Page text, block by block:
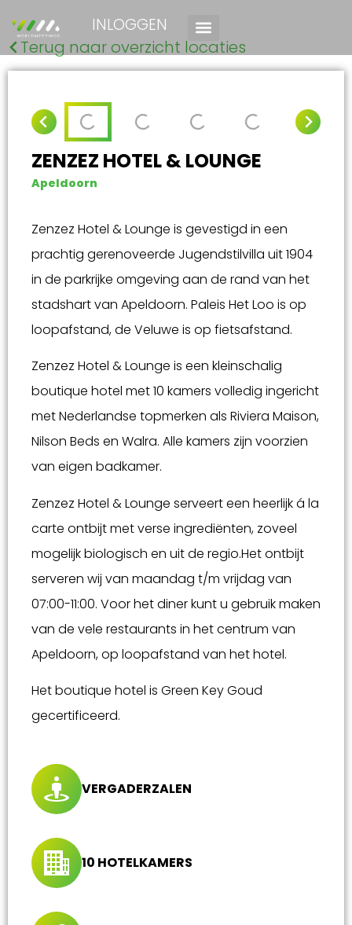
INLOGGEN
Terug naar overzicht locaties
ZENZEZ HOTEL & LOUNGE
Apeldoorn
Zenzez Hotel & Lounge is gevestigd in een
prachtig gerenoveerde Jugendstilvilla uit 1904
in de parkrijke omgeving aan de rand van het
stadshart van Apeldoorn. Paleis Het Loo is op
loopafstand, de Veluwe is op fietsafstand.
Zenzez Hotel & Lounge is een kleinschalig
boutique hotel met 10 kamers volledig ingericht
met Nederlandse topmerken als Riviera Maison,
Nilson Beds en Walra. Alle kamers zijn voorzien
van eigen badkamer.
Zenzez Hotel & Lounge serveert een heerlijk á la
carte ontbijt met verse ingrediënten, zoveel
mogelijk biologisch en uit de regio.Het ontbijt
serveren wij van maandag t/m vrijdag van
07:00-11:00. Voor het diner kunt u gebruik maken
van de vele restaurants in het centrum van
Apeldoorn, op loopafstand van het hotel.
Het boutique hotel is Green Key Goud
gecertificeerd.
VERGADERZALEN
10 HOTELKAMERS